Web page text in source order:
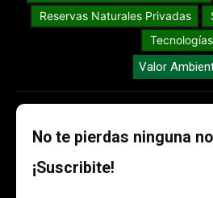
Reservas Naturales Privadas
Tecnologías
Valor
No te pierdas ninguna
¡Suscribite!